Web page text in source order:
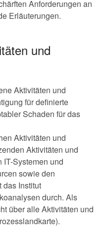
Anforderungen an
Erläuterungen.
und
Aktivitäten und
für definierte
Schaden für das
Aktivitäten und
Aktivitäten und
IT-Systemen und
sowie den
das Institut
durch. Als
über alle Aktivitäten und